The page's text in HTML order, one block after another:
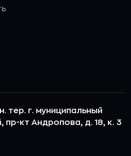
тер. г. муниципальный
пр-кт Андропова, д. 18, к. 3